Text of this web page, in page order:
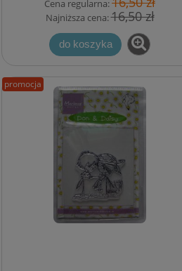
Cena regularna:
Najniższa cena:16,50 zł
do koszyka
promocja